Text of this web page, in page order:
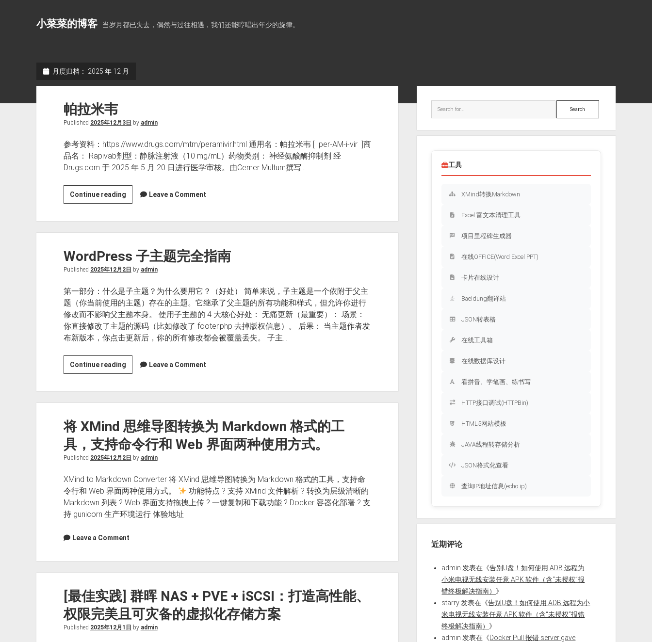
小菜菜的博客 当岁月都已失去，偶然与过往相遇，我们还能哼唱出年少的旋律。
月度归档： 2025 年 12 月
帕拉米韦
Published 2025年12月3日 by admin
参考资料：https://www.drugs.com/mtm/peramivir.html 通用名：帕拉米韦 [ per-AM-i-vir ]商
品名： Rapivab剂型：静脉注射液（10 mg/mL）药物类别： 神经氨酸酶抑制剂 经
Drugs.com 于 2025 年 5 月 20 日进行医学审核。由Cerner Multum撰写…
Continue reading帕
拉
Leave a Comment
WordPress 子主题完全指南
Published 2025年12月2日 by admin
第一部分：什么是子主题？为什么要用它？（好处） 简单来说，子主题是一个依附于父主
题（你当前使用的主题）存在的主题。它继承了父主题的所有功能和样式，但允许你进行
修改而不影响父主题本身。 使用子主题的 4 大核心好处： 无痛更新（最重要）： 场景：
你直接修改了主题的源码（比如修改了 footer.php 去掉版权信息）。 后果： 当主题作者发
布新版本，你点击更新后，你的所有修改都会被覆盖丢失。 子主…
Continue readingWordPress
子
全
指
南
Leave a Comment
将 XMind 思维导图转换为 Markdown 格式的工
具，支持命令行和 Web 界面两种使用方式。
Published 2025年12月2日 by admin
XMind to Markdown Converter 将 XMind 思维导图转换为 Markdown 格式的工具，支持命
令行和 Web 界面两种使用方式。
功能特点 ? 支持 XMind 文件解析 ? 转换为层级清晰的
Markdown 列表 ? Web 界面支持拖拽上传 ? 一键复制和下载功能 ? Docker 容器化部署 ? 支
持 gunicorn 生产环境运行 体验地址
Leave a Comment
[最佳实践] 群晖 NAS + PVE + iSCSI：打造高性能、
权限完美且可灾备的虚拟化存储方案
Published 2025年12月1日 by admin
Search
工具
XMind转换Markdown
Excel 富文本清理工具
项目里程碑生成器
在线OFFICE(Word Excel PPT)
卡片在线设计
Baeldung翻译站
JSON转表格
在线工具箱
在线数据库设计
看拼音、学笔画、练书写
HTTP接口调试(HTTPBin)
HTML5网站模板
JAVA线程转存储分析
JSON格式化查看
查询IP地址信息(echo ip)
近期评论
admin 发表在《告别U盘！如何使用 ADB 远程为
小米电视无线安装任意 APK 软件（含“未授权”报
错终极解决指南） 》
starry 发表在《告别U盘！如何使用 ADB 远程为小
米电视无线安装任意 APK 软件（含“未授权”报错
终极解决指南） 》
admin 发表在《Docker Pull 报错 server gave